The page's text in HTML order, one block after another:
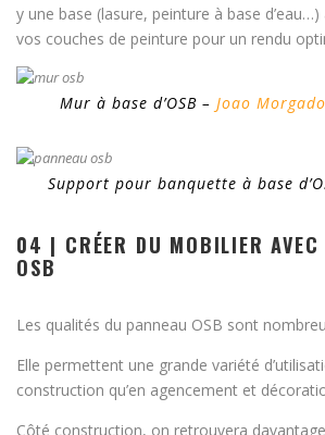
y une base (lasure, peinture à base d’eau…)
vos couches de peinture pour un rendu
Mur à base d’OSB – Joao
Support pour banquette à base
04 | CRÉER DU MOBILIER AVEC
OSB
Les qualités du panneau OSB sont
Elle permettent une grande variété
construction qu’en agencement et
Côté construction, on retrouvera